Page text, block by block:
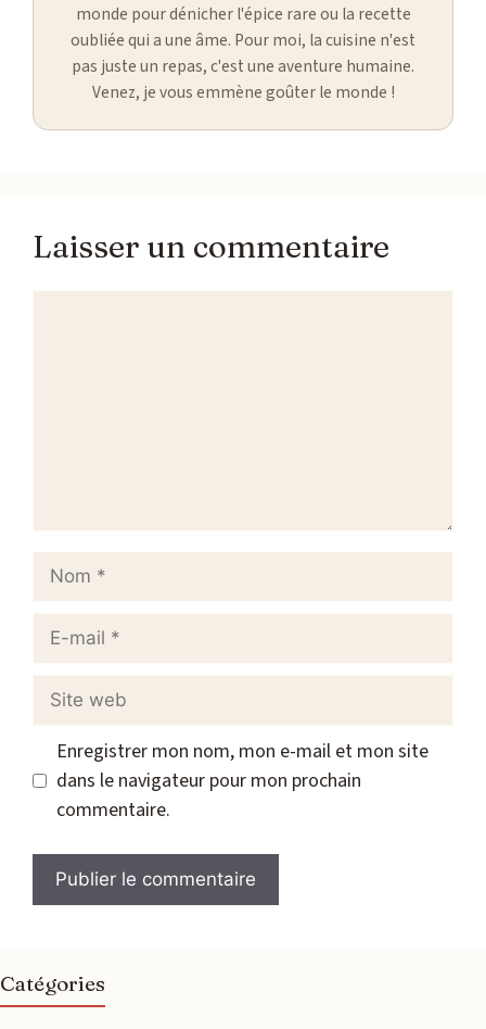
monde pour dénicher l'épice rare ou la recette
oubliée qui a une âme. Pour moi, la cuisine n'est
pas juste un repas, c'est une aventure humaine.
Venez, je vous emmène goûter le monde !
Laisser un commentaire
Nom
Site
Enregistrer mon nom, mon e-mail et mon site
dans le navigateur pour mon prochain
commentaire.
Catégories